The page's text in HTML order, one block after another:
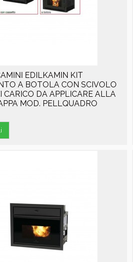
EDILKAMIN KIT
A BOTOLA CON SCIVOLO
CARICO DA APPLICARE ALLA
MOD. PELLQUADRO